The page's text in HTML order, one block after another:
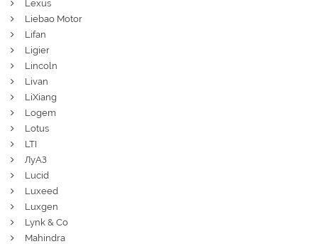
Lexus
Liebao Motor
Lifan
Ligier
Lincoln
Livan
LiXiang
Logem
Lotus
LTI
ЛуАЗ
Lucid
Luxeed
Luxgen
Lynk & Co
Mahindra